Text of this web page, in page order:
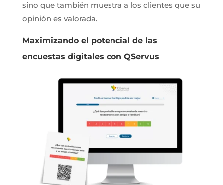
sino que también muestra a los clientes que su
opinión es valorada.
Maximizando el potencial de las
encuestas digitales con QServus